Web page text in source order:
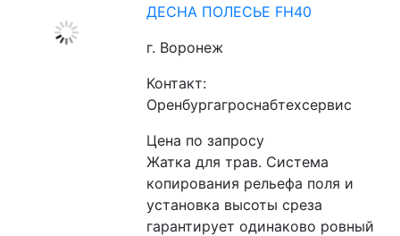
ДЕСНА ПОЛЕСЬЕ FH40
г. Воронеж
Контакт:
Оренбургагроснабтехсервис
Цена по запросу
Жатка для трав. Система
копирования рельефа поля и
установка высоты среза
гарантирует одинаково ровный